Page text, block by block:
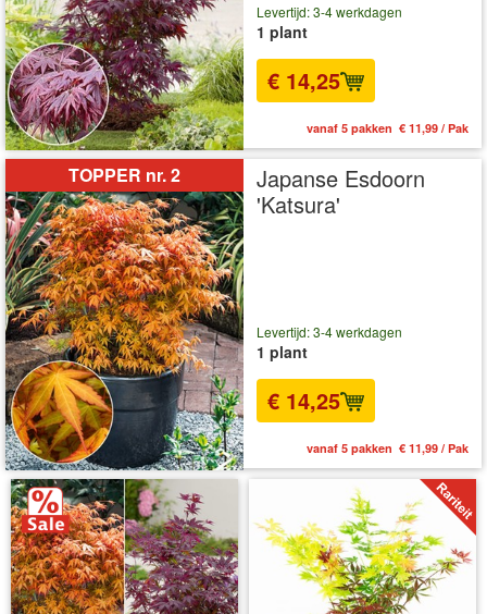
Levertijd: 3-4 werkdagen
1 plant
€ 14,25
vanaf 5 pakken € 11,99 / Pak
TOPPER nr. 2
Japanse Esdoorn
'Katsura'
Levertijd: 3-4 werkdagen
1 plant
€ 14,25
vanaf 5 pakken € 11,99 / Pak